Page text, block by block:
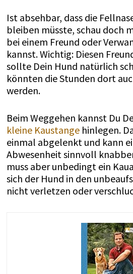
Ist absehbar, dass die
bleiben müsste, schau doch
bei einem Freund oder
kannst. Wichtig: Diesen
sollte Dein Hund natürlich
könnten die Stunden dort
werden.
Beim Weggehen kannst Du
kleine Kaustangehinlegen.
einmal abgelenkt und kann
Abwesenheit sinnvoll
muss aber unbedingt ein
sich der Hund in den
nicht verletzen oder